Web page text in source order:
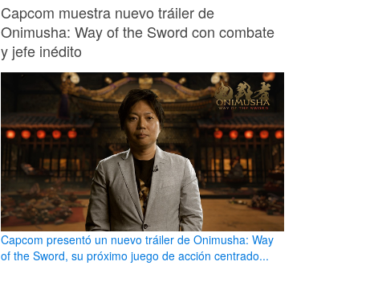
Capcom muestra nuevo tráiler de
Onimusha: Way of the Sword con combate
y jefe inédito
Capcom presentó un nuevo tráiler de Onimusha: Way
of the Sword, su próximo juego de acción centrado...